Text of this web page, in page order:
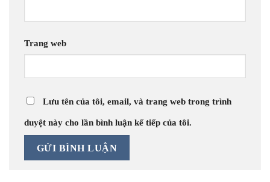
Trang web
Lưu tên của tôi, email, và trang web trong trình
duyệt này cho lần bình luận kế tiếp của tôi.